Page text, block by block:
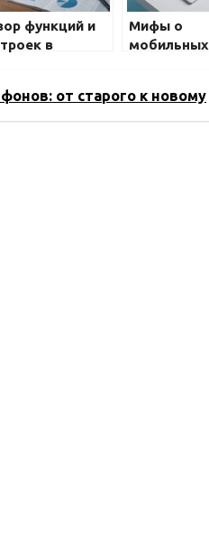
функций и
в
Мифы о
мобильных
вымысел?
от старого к новому